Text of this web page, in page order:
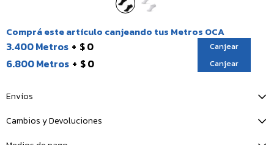
Comprá este artículo canjeando tus Metros OCA
3.400 Metros $ 0 Canjear
6.800 Metros $ 0 Canjear
Envíos
Cambios y Devoluciones